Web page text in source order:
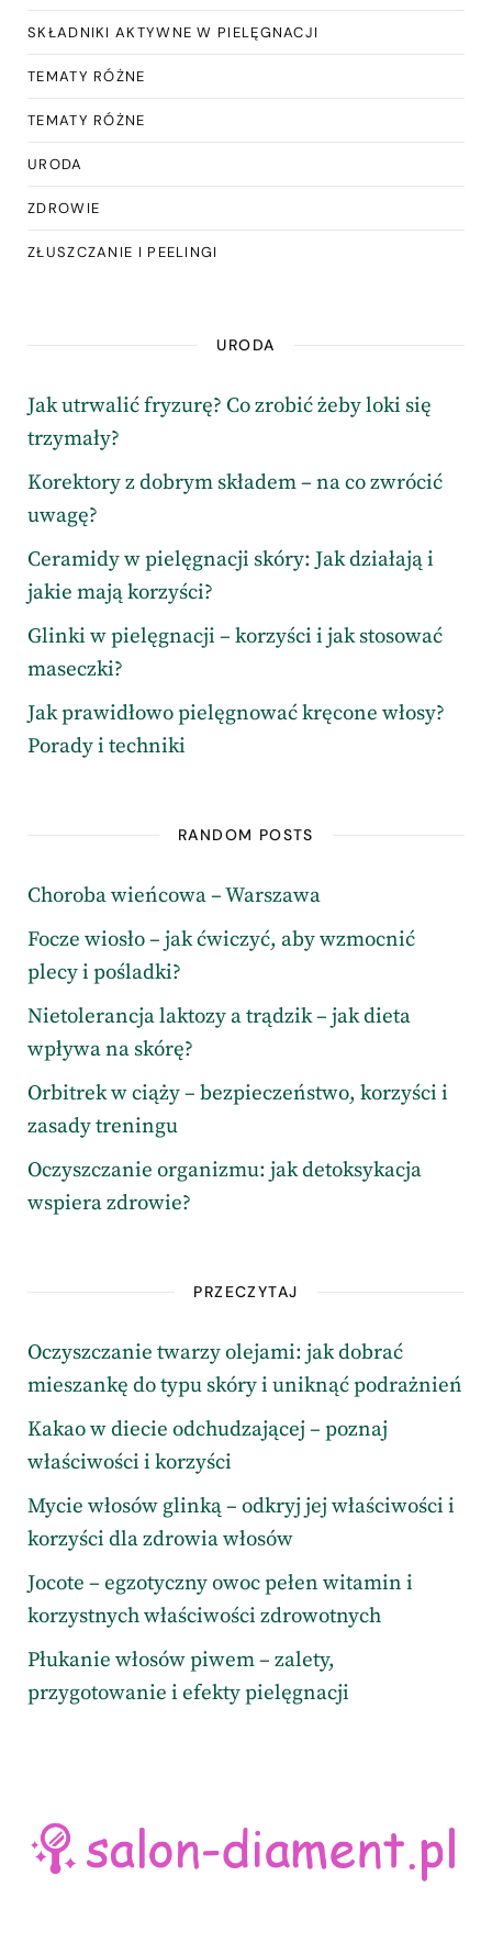
SKŁADNIKI AKTYWNE W PIELĘGNACJI
TEMATY RÓŻNE
TEMATY RÓŻNE
URODA
ZDROWIE
ZŁUSZCZANIE I PEELINGI
URODA
Jak utrwalić fryzurę? Co zrobić żeby loki się
trzymały?
Korektory z dobrym składem – na co zwrócić
uwagę?
Ceramidy w pielęgnacji skóry: Jak działają i
jakie mają korzyści?
Glinki w pielęgnacji – korzyści i jak stosować
maseczki?
Jak prawidłowo pielęgnować kręcone włosy?
Porady i techniki
RANDOM POSTS
Choroba wieńcowa – Warszawa
Focze wiosło – jak ćwiczyć, aby wzmocnić
plecy i pośladki?
Nietolerancja laktozy a trądzik – jak dieta
wpływa na skórę?
Orbitrek w ciąży – bezpieczeństwo, korzyści i
zasady treningu
Oczyszczanie organizmu: jak detoksykacja
wspiera zdrowie?
PRZECZYTAJ
Oczyszczanie twarzy olejami: jak dobrać
mieszankę do typu skóry i uniknąć podrażnień
Kakao w diecie odchudzającej – poznaj
właściwości i korzyści
Mycie włosów glinką – odkryj jej właściwości i
korzyści dla zdrowia włosów
Jocote – egzotyczny owoc pełen witamin i
korzystnych właściwości zdrowotnych
Płukanie włosów piwem – zalety,
przygotowanie i efekty pielęgnacji